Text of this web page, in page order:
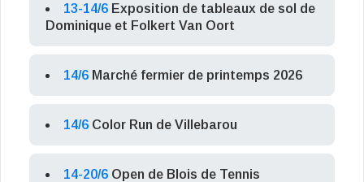
13-14/6 Exposition de tableaux de sol de
Dominique et Folkert Van Oort
14/6 Marché fermier de printemps 2026
14/6 Color Run de Villebarou
14-20/6 Open de Blois de Tennis